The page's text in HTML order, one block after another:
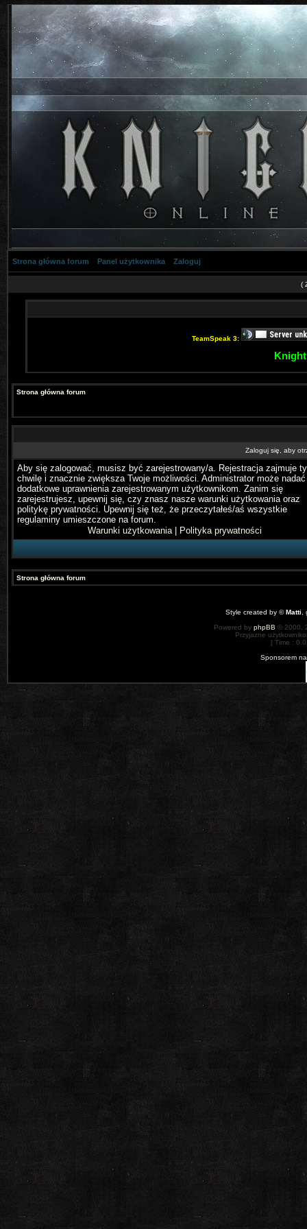
Strona główna forum Panel użytkownika Zaloguj
(
TeamSpeak 3:
Strona główna forum
Zaloguj się, aby
Aby się zalogować, musisz być zarejestrowany/a. Rejestracja zajmuje
chwilę i znacznie zwiększa Twoje możliwości. Administrator może nadać
dodatkowe uprawnienia zarejestrowanym użytkownikom. Zanim się
zarejestrujesz, upewnij się, czy znasz nasze warunki użytkowania oraz
politykę prywatności. Upewnij się też, że przeczytałeś/aś wszystkie
regulaminy umieszczone na forum.
Warunki użytkowania| Polityka prywatności
Strona główna forum
Style created by ©Matti
Powered by phpBB © 2000,
Przyjazne
[ Time :
Sponsorem